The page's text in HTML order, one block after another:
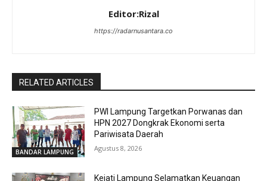
Editor:Rizal
https://radarnusantara.co
RELATED ARTICLES
BANDAR LAMPUNG
PWI Lampung Targetkan Porwanas dan
HPN 2027 Dongkrak Ekonomi serta
Pariwisata Daerah
Agustus 8, 2026
Kejati Lampung Selamatkan Keuangan